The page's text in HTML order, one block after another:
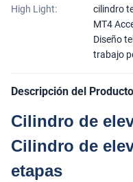
High Light: cilindro
MT4
Diseño
trabajo
Descripción del Producto
Cilindro de
Cilindro de
etapas